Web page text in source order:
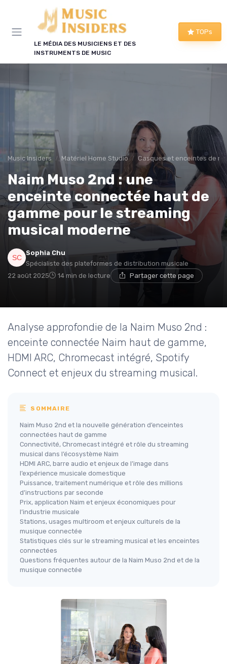
LE MÉDIA DES MUSICIENS ET DES
INSTRUMENTS DE MUSIC
TOPs
Music Insiders Matériel Home Studio Casques et enceintes de
Naim Muso 2nd : une
enceinte connectée haut de
gamme pour le streaming
musical moderne
Sophia Chu
Spécialiste des plateformes de distribution musicale
22 août 2025
14 min de lecture Partager cette page
Analyse approfondie de la Naim Muso 2nd :
enceinte connectée Naim haut de gamme,
HDMI ARC, Chromecast intégré, Spotify
Connect et enjeux du streaming musical.
SOMMAIRE
Naim Muso 2nd et la nouvelle génération d’enceintes
connectées haut de gamme
Connectivité, Chromecast intégré et rôle du streaming
musical dans l’écosystème Naim
HDMI ARC, barre audio et enjeux de l’image dans
l’expérience musicale domestique
Puissance, traitement numérique et rôle des millions
d’instructions par seconde
Prix, application Naim et enjeux économiques pour
l’industrie musicale
Stations, usages multiroom et enjeux culturels de la
musique connectée
Statistiques clés sur le streaming musical et les enceintes
connectées
Questions fréquentes autour de la Naim Muso 2nd et de la
musique connectée
Panneau de gestion des cookies